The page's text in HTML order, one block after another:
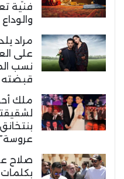
فنية
والوداع
مراد
على
نسب
قبضته
ملك
عروسة”
صلاح